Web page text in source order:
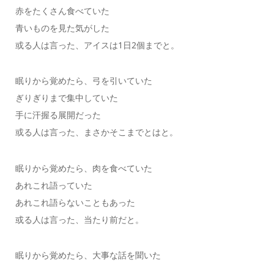
赤をたくさん食べていた
青いものを見た気がした
或る人は言った、アイスは1日2個までと。
眠りから覚めたら、弓を引いていた
ぎりぎりまで集中していた
手に汗握る展開だった
或る人は言った、まさかそこまでとはと。
眠りから覚めたら、肉を食べていた
あれこれ語っていた
あれこれ語らないこともあった
或る人は言った、当たり前だと。
眠りから覚めたら、大事な話を聞いた